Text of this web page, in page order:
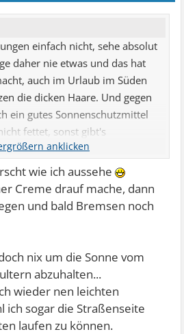
einfach nicht, sehe absolut
daher nie etwas und das hat
auch im Urlaub im Süden
die dicken Haare. Und gegen
ein gutes Sonnenschutzmittel
fettet, sonst gibt's
wie ich aussehe
Creme drauf mache, dann
und bald Bremsen noch
nix um die Sonne vom
abzuhalten...
wieder nen leichten
ich sogar die Straßenseite
laufen zu können.